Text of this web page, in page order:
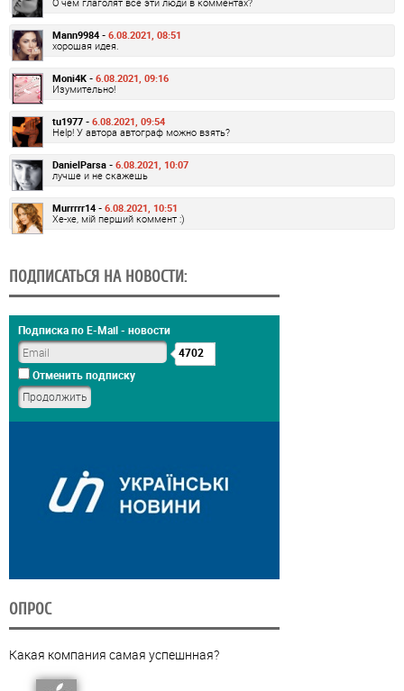
Mann9984 - 6.08.2021, 08:51
хорошая идея.
Moni4K - 6.08.2021, 09:16
Изумительно!
tu1977 - 6.08.2021, 09:54
Help! У автора автограф можно взять?
DanielParsa - 6.08.2021, 10:07
лучше и не скажешь
Murrrrr14 - 6.08.2021, 10:51
Хе-хе, мій перший коммент :)
ПОДПИСАТЬСЯ НА НОВОСТИ:
Подписка по E-Mail - новости
4702
Отменить подписку
ОПРОС
Какая компания самая успешнная?